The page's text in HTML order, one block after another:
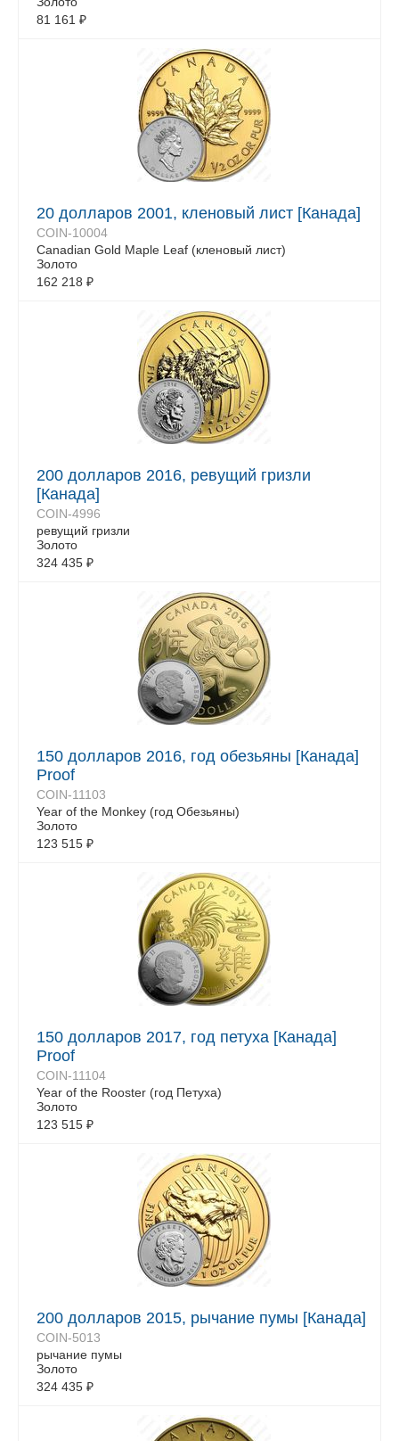
81 161 ₽
20 долларов 2001, кленовый лист [Канада]
COIN-10004
Canadian Gold Maple Leaf (кленовый лист)
Золото
162 218 ₽
200 долларов 2016, ревущий гризли
[Канада]
COIN-4996
ревущий гризли
Золото
324 435 ₽
150 долларов 2016, год обезьяны [Канада]
Proof
COIN-11103
Year of the Monkey (год Обезьяны)
Золото
123 515 ₽
150 долларов 2017, год петуха [Канада]
Proof
COIN-11104
Year of the Rooster (год Петуха)
Золото
123 515 ₽
200 долларов 2015, рычание пумы [Канада]
COIN-5013
рычание пумы
Золото
324 435 ₽